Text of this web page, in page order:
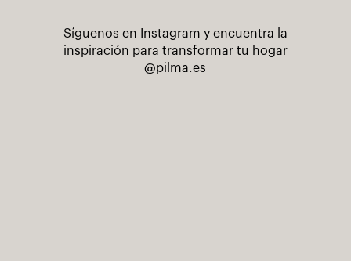
Síguenos en Instagram y encuentra la
inspiración para transformar tu hogar
@pilma.es